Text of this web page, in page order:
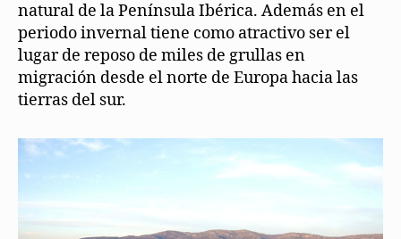
natural de la Península Ibérica. Además en el
periodo invernal tiene como atractivo ser el
lugar de reposo de miles de grullas en
migración desde el norte de Europa hacia las
tierras del sur.